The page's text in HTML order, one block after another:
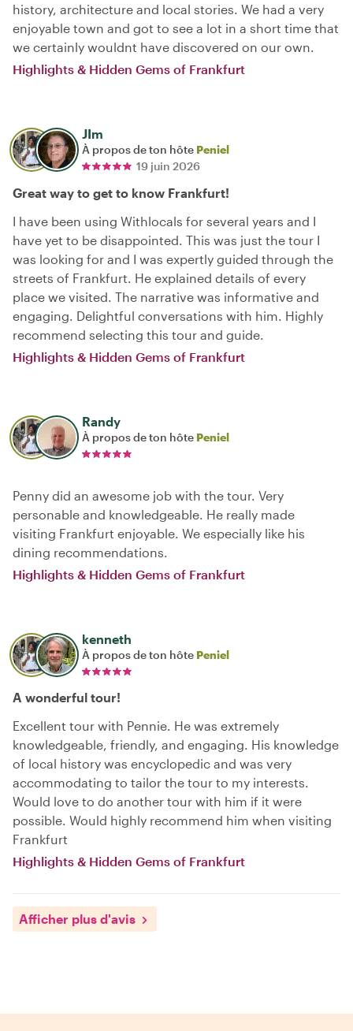
history, architecture and local stories. We had a very
enjoyable town and got to see a lot in a short time that
we certainly wouldnt have discovered on our own.
Highlights & Hidden Gems of Frankfurt
JIm
À propos de ton hôte Peniel
19 juin 2026
Great way to get to know Frankfurt!
I have been using Withlocals for several years and I
have yet to be disappointed. This was just the tour I
was looking for and I was expertly guided through the
streets of Frankfurt. He explained details of every
place we visited. The narrative was informative and
engaging. Delightful conversations with him. Highly
recommend selecting this tour and guide.
Highlights & Hidden Gems of Frankfurt
Randy
À propos de ton hôte Peniel
Penny did an awesome job with the tour. Very
personable and knowledgeable. He really made
visiting Frankfurt enjoyable. We especially like his
dining recommendations.
Highlights & Hidden Gems of Frankfurt
kenneth
À propos de ton hôte Peniel
A wonderful tour!
Excellent tour with Pennie. He was extremely
knowledgeable, friendly, and engaging. His knowledge
of local history was encyclopedic and was very
accommodating to tailor the tour to my interests.
Would love to do another tour with him if it were
possible. Would highly recommend him when visiting
Frankfurt
Highlights & Hidden Gems of Frankfurt
Afficher plus d'avis